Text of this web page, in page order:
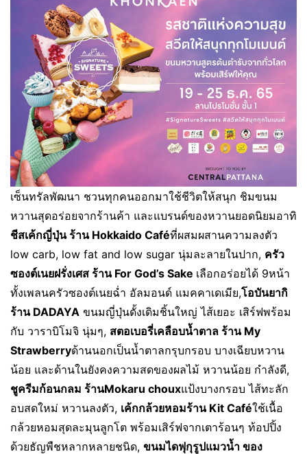
เซ็นทรัลพัฒนา ชวนทุกคนออกมาใช้ชีวิตให้สนุก ชิมขนม
หวานสุดอร่อยจากร้านค้า และแบรนด์ของหวานยอดนิยมอาทิ
ชีสเค้กญี่ปุ่น ร้าน Hokkaido Caféที่ผสมผสานความลงตัว
low carb, low fat and low sugar นุ่มละลายในปาก, ครัว
ซองต์​เนยฝรั่งเศส ร้าน For God’s Sake ​ เลือกอร่อยได้ 9หน้า
ทั้งเพลนครัวซองต์​เนยฉ่ำ อัลมอนด์​ แมคคาเดเมีย,​โอบันยากิ
ร้าน DADAYA ขนมญี่ปุ่นดั้งเดิมชิ้นใหญ่ ไส้เยอะ เสิร์ฟพร้อม
กับ วาราบิโมจิ นุ่มๆ, สตอเบอรี่เคลือบน้ำตาล ร้าน My
Strawberryด้านนอกเป็นน้ำตาลกรุบกรอบ บางเฉียบหวาน
น้อย และด้านในยังคงความสดของผลไม้ หวานน้อย กำลังดี,
ชูครีมก้อนกลม ร้านMokaru​ chouxแป้งบางกรอบ ไส้ทะลัก
อบสดใหม่ หวานลงตัว, เค้กกล้วยหอมร้าน Kit Caféใช้เนื้อ
กล้วยหอมสุดละมุนลูกโต พร้อมเสิร์ฟจากเตาร้อนๆ ท้อปปิ้ง
ด้วยธัญพืชหลากหลายชนิด, ขนมไดฟุกุรูปแมวน้ำ ของ